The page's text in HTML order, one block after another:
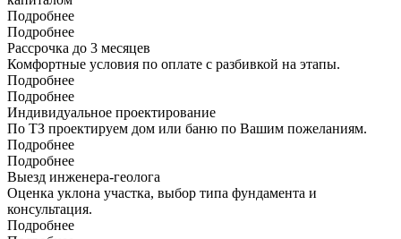
Подробнее
Подробнее
Рассрочка до 3 месяцев
Комфортные условия по оплате с разбивкой на этапы.
Подробнее
Подробнее
Индивидуальное проектирование
По ТЗ проектируем дом или баню по Вашим пожеланиям.
Подробнее
Подробнее
Выезд инженера-геолога
Оценка уклона участка, выбор типа фундамента и
консультация.
Подробнее